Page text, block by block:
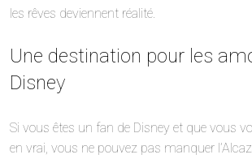
les rêves deviennent réalité.
Une destination pour les
Disney
Si vous êtes un fan de Disney et que vous
en vrai, vous ne pouvez pas manquer